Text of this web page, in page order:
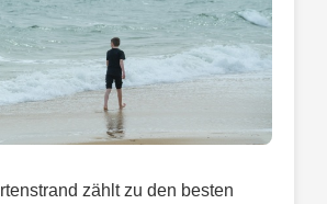
zählt zu den besten